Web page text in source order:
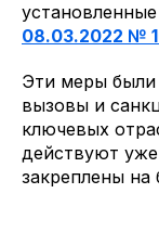
установленные
08.03.2022 №
Эти меры были
вызовы и
ключевых
действуют уже
закреплены на